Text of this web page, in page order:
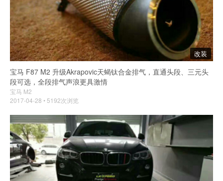
改装
宝马 F87 M2 升级Akrapovic天蝎钛合金排气，直通头段、三元头
段可选，全段排气声浪更具激情
宝马 M2
2017-04-28 • 5192次浏览